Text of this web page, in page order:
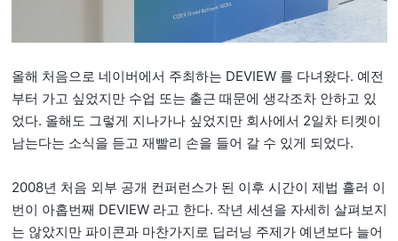
올해 처음으로 네이버에서 주최하는 DEVIEW 를 다녀왔다. 예전
부터 가고 싶었지만 수업 또는 출근 때문에 생각조차 안하고 있
었다. 올해도 그렇게 지나가나 싶었지만 회사에서 2일차 티켓이
남는다는 소식을 듣고 재빨리 손을 들어 갈 수 있게 되었다.
2008년 처음 외부 공개 컨퍼런스가 된 이후 시간이 제법 흘러 이
번이 아홉번째 DEVIEW 라고 한다. 작년 세션을 자세히 살펴보지
는 않았지만 파이콘과 마찬가지로 딥러닝 주제가 예년보다 늘어